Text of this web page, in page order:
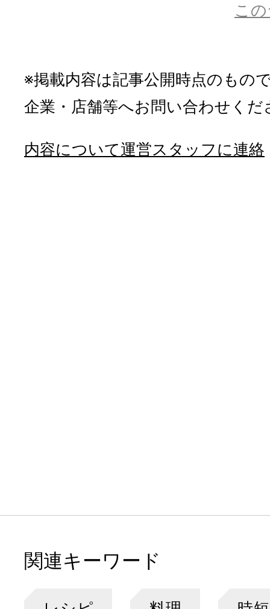
こ
※掲載内容は記事公開時点のもの
企業・店舗等へお問い合わせくだ
内容について運営スタッフに連絡
関連キーワード